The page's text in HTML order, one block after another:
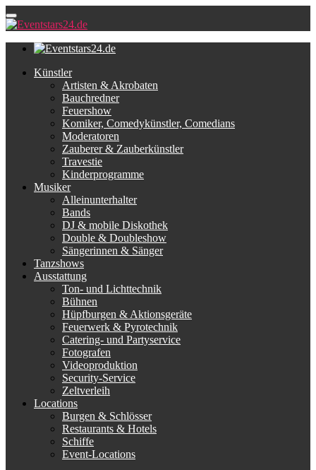
Künstler
Artisten & Akrobaten
Bauchredner
Feuershow
Komiker, Comedykünstler, Comedians
Moderatoren
Zauberer & Zauberkünstler
Travestie
Kinderprogramme
Musiker
Alleinunterhalter
Bands
DJ & mobile Diskothek
Double & Doubleshow
Sängerinnen & Sänger
Tanzshows
Ausstattung
Ton- und Lichttechnik
Bühnen
Hüpfburgen & Aktionsgeräte
Feuerwerk & Pyrotechnik
Catering- und Partyservice
Fotografen
Videoproduktion
Security-Service
Zeltverleih
Locations
Burgen & Schlösser
Restaurants & Hotels
Schiffe
Event-Locations